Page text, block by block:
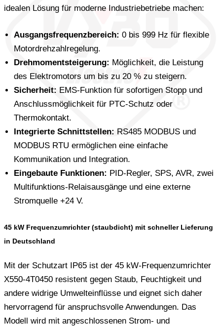
idealen Lösung für moderne Industriebetriebe machen:
Ausgangsfrequenzbereich: 0 bis 999 Hz für flexible
Motordrehzahlregelung.
Drehmomentsteigerung: Möglichkeit, die Leistung
des Elektromotors um bis zu 20 % zu steigern.
Sicherheit: EMS-Funktion für sofortigen Stopp und
Anschlussmöglichkeit für PTC-Schutz oder
Thermokontakt.
Integrierte Schnittstellen: RS485 MODBUS und
MODBUS RTU ermöglichen eine einfache
Kommunikation und Integration.
Eingebaute Funktionen: PID-Regler, SPS, AVR, zwei
Multifunktions-Relaisausgänge und eine externe
Stromquelle +24 V.
45 kW Frequenzumrichter (staubdicht) mit schneller Lieferung
in Deutschland
Mit der Schutzart IP65 ist der 45 kW-Frequenzumrichter
X550-4T0450 resistent gegen Staub, Feuchtigkeit und
andere widrige Umwelteinflüsse und eignet sich daher
hervorragend für anspruchsvolle Anwendungen. Das
Modell wird mit angeschlossenen Strom- und